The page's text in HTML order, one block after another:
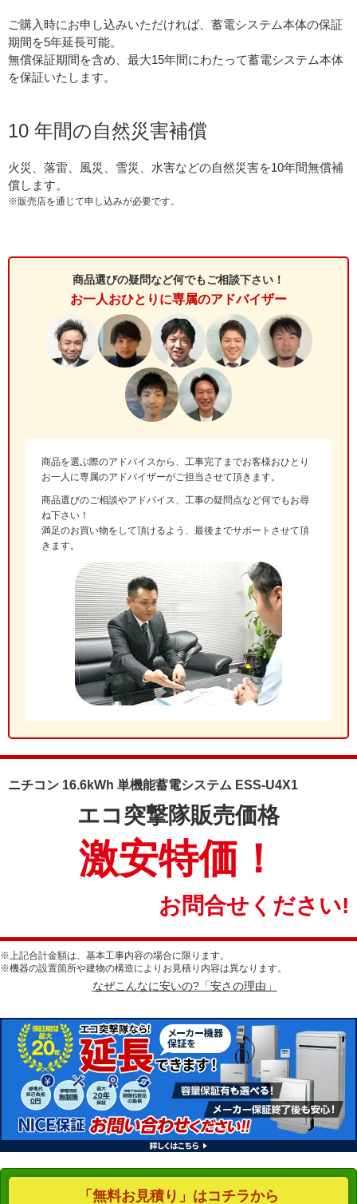
ご購入時にお申し込みいただければ、蓄電システム本体の保証
期間を5年延長可能。
無償保証期間を含め、最大15年間にわたって蓄電システム本体
を保証いたします。
10 年間の自然災害補償
火災、落雷、風災、雪災、水害などの自然災害を10年間無償補
償します。
※販売店を通じて申し込みが必要です。
商品選びの疑問など何でもご相談下さい！
お一人おひとりに専属のアドバイザー
商品を選ぶ際のアドバイスから、工事完了までお客様おひとり
お一人に専属のアドバイザーがご担当させて頂きます。
商品選びのご相談やアドバイス、工事の疑問点など何でもお尋
ね下さい！
満足のお買い物をして頂けるよう、最後までサポートさせて頂
きます。
ニチコン 16.6kWh 単機能蓄電システム ESS-U4X1
エコ突撃隊販売価格
激安特価！
お問合せください!
※上記合計金額は、基本工事内容の場合に限ります。
※機器の設置箇所や建物の構造によりお見積り内容は異なります。
なぜこんなに安いの?「安さの理由」
「無料お見積り」はコチラから